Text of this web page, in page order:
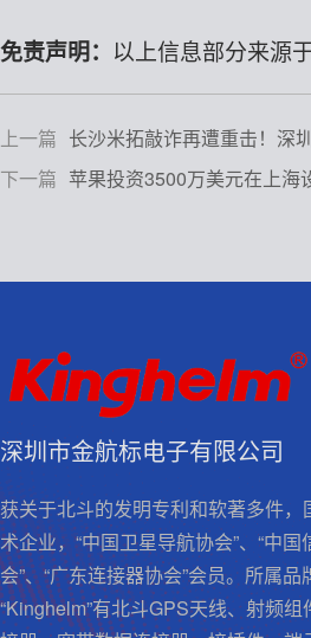
免责声明： 以上信息部分来源
上一篇 长沙米拓敲诈再遭重击！深
下一篇 苹果投资3500万美元在上海
深圳市金航标电子有限公司
获关于北斗的发明专利和软著多件，
术企业，“中国卫星导航协会”、“中国
会”、“广东连接器协会”会员。所属品
“Kinghelm”有北斗GPS天线、射频